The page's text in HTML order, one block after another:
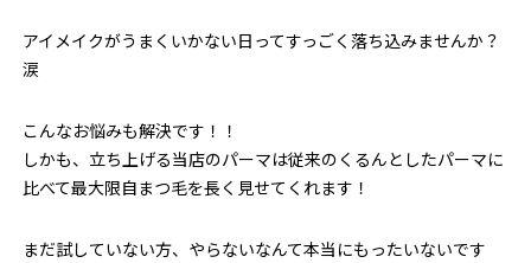
アイメイクがうまくいかない日ってすっごく落ち込みませんか？
涙
こんなお悩みも解決です！！
しかも、立ち上げる当店のパーマは従来のくるんとしたパーマに
比べて最大限自まつ毛を長く見せてくれます！
まだ試していない方、やらないなんて本当にもったいないです